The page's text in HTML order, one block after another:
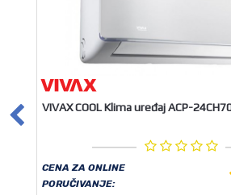
VIVAX COOL Klima uređaj ACP-
CENA ZA ONLINE
PORUČIVANJE: